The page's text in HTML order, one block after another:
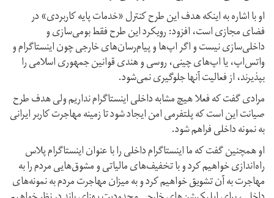
او با اشاره به اینکه هدف این طرح کنترل «خدمات پایه کاربردی» در
فضای مجازی است، افزود: رویکرد این طرح فقط بومی‌سازی و
داخلی‌سازی نیست و اگر اپ‌ها و پیام‌رسان‌های خارجی چون اینستاگرام و
واتس‌اپ، یا اپ‌های چینی، روسی و هندی قوانین جمهوری اسلامی را
بپذیرند، از فعالیت آنها جلوگیری نمی‌شود.
مرادی گفت که فعلا هیچ مشابه داخلی اینستاگرام نداریم ولی هدف طرح
صیانت این است که پلتفرمی امن ایجاد شود تا زمینه مهاجرت کاربر ایرانی
به نمونه داخلی فراهم شود.
او همچنین گفت که ما اینستاگرام داخلی را با عنوان اینستاگرام پلاس
راه‌اندازی خواهیم کرد و با تخفیف‌های مالیاتی و مشوق‌هایی مردم را به
مهاجرت به آن تشویق خواهیم کرد و به میزان مهاجرت مردم به نمونه‌های